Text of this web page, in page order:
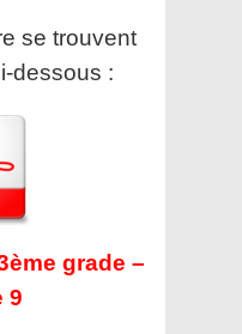
se trouvent
dessous :
grade –
9